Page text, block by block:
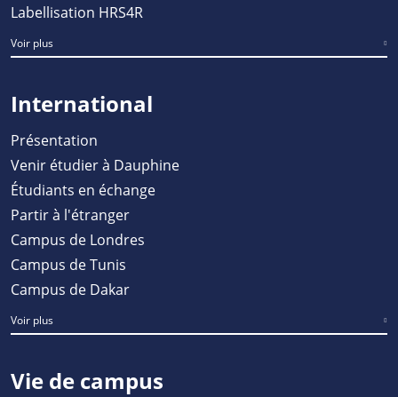
Labellisation HRS4R
Voir plus
International
Présentation
Venir étudier à Dauphine
Étudiants en échange
Partir à l'étranger
Campus de Londres
Campus de Tunis
Campus de Dakar
Voir plus
Vie de campus